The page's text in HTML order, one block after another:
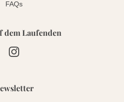
FAQs
dem Laufenden